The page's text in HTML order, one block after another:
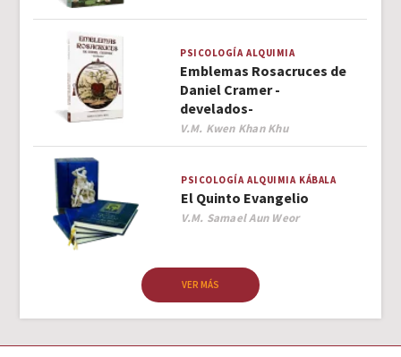
PSICOLOGÍA ALQUIMIA
Emblemas Rosacruces de
Daniel Cramer -
develados-
Author
V.M. Kwen Khan Khu
PSICOLOGÍA ALQUIMIA KÁBALA
El Quinto Evangelio
Author
V.M. Samael Aun Weor
VER MÁS